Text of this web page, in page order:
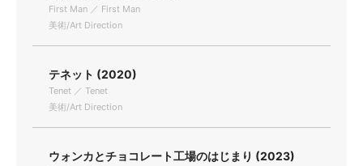
First Man ／ First Man
美術/Art Direction
テネット (2020)
Tenet ／ Tenet
美術/Art Direction
ウォンカとチョコレート工場のはじまり (2023)